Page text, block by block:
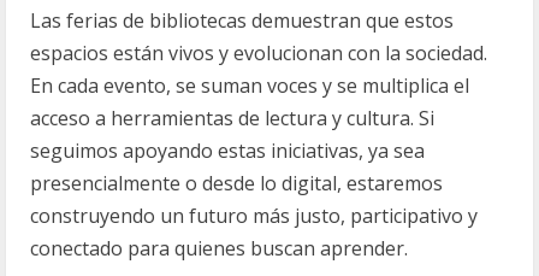
Las ferias de bibliotecas demuestran que estos
espacios están vivos y evolucionan con la sociedad.
En cada evento, se suman voces y se multiplica el
acceso a herramientas de lectura y cultura. Si
seguimos apoyando estas iniciativas, ya sea
presencialmente o desde lo digital, estaremos
construyendo un futuro más justo, participativo y
conectado para quienes buscan aprender.